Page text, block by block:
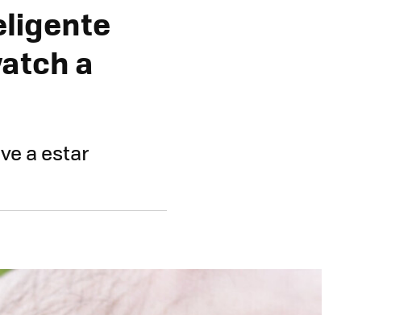
a
a estar